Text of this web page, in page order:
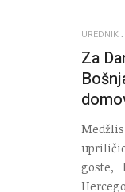
UREDNIK
Za
goste,